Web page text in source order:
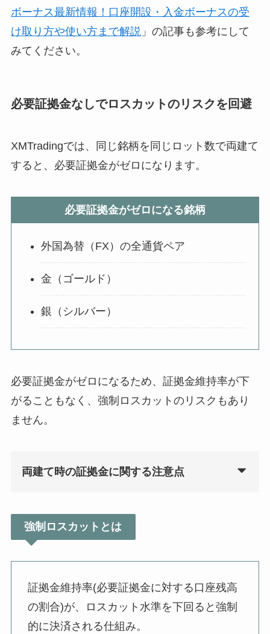
ボーナス最新情報！口座開設・入金ボーナスの受
け取り方や使い方まで解説」の記事も参考にして
みてください。
必要証拠金なしでロスカットのリスクを回避
XMTradingでは、同じ銘柄を同じロット数で両建て
すると、必要証拠金がゼロになります。
必要証拠金がゼロになる銘柄
外国為替（FX）の全通貨ペア
金（ゴールド）
銀（シルバー）
必要証拠金がゼロになるため、証拠金維持率が下
がることもなく、強制ロスカットのリスクもあり
ません。
両建て時の証拠金に関する注意点
強制ロスカットとは
証拠金維持率(必要証拠金に対する口座残高
の割合)が、ロスカット水準を下回ると強制
的に決済される仕組み。